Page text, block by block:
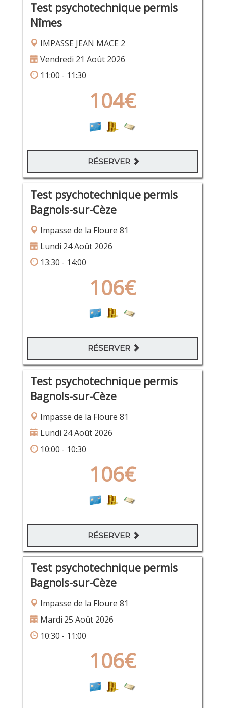
Test psychotechnique permis
Nîmes
IMPASSE JEAN MACE 2
Vendredi 21 Août 2026
11:00 - 11:30
104€
RÉSERVER
Test psychotechnique permis
Bagnols-sur-Cèze
Impasse de la Floure 81
Lundi 24 Août 2026
13:30 - 14:00
106€
RÉSERVER
Test psychotechnique permis
Bagnols-sur-Cèze
Impasse de la Floure 81
Lundi 24 Août 2026
10:00 - 10:30
106€
RÉSERVER
Test psychotechnique permis
Bagnols-sur-Cèze
Impasse de la Floure 81
Mardi 25 Août 2026
10:30 - 11:00
106€